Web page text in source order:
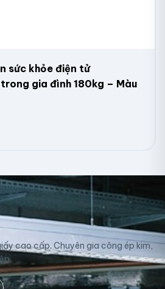
sức khỏe điện tử
gia đình 180kg – Màu
cao cấp. Chuyên gia công ép kim,